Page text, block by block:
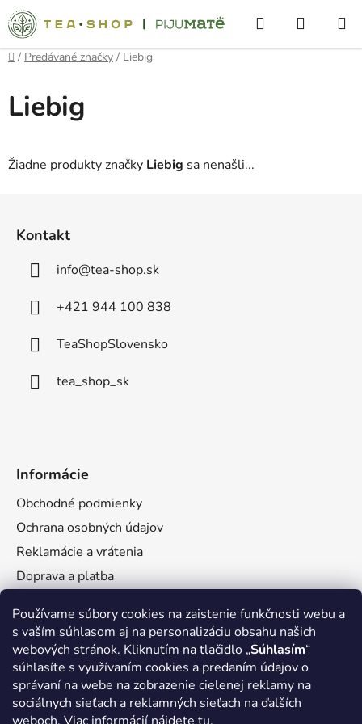
Používame súbory cookies na zaistenie funkčnosti webu a
s vaším súhlasom aj na personalizáciu obsahu našich
webových stránok. Kliknutím na tlačidlo „Súhlasím“
súhlasíte s využívaním cookies a predaním údajov o
správaní na webe na zobrazenie cielenej reklamy na
sociálnych sieťach a reklamných sieťach na ďalších
Prejsť
na
obsah
Hľadať
KOŠÍK
Domov
/ Predávané značky / Liebig
Liebig
Žiadne produkty značky Liebig sa nenašli...
Kontakt
info@tea-shop.sk
+421 944 100 838
TeaShopSlovensko
tea_shop_sk
Informácie
Obchodné podmienky
Ochrana osobných údajov
Reklamácie a vrátenia
Doprava a platba
Facebook